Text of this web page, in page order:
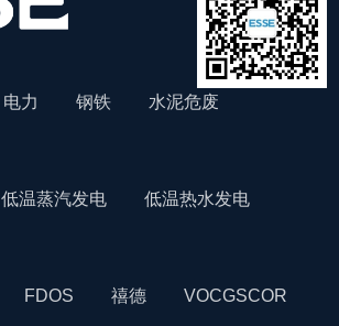
电力 钢铁 水泥危废
低温蒸汽发电 低温热水发电
FDOS 禧德 VOCGSCOR